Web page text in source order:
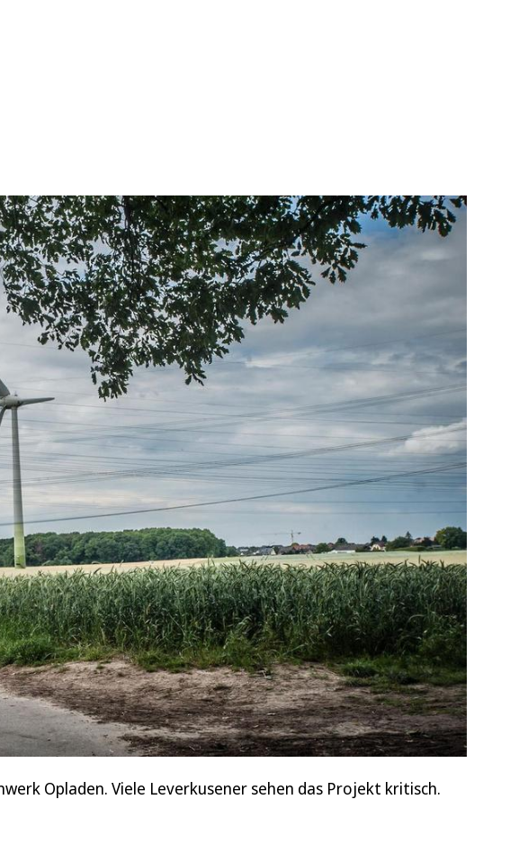
Opladen. Viele Leverkusener sehen das Projekt kritisch.